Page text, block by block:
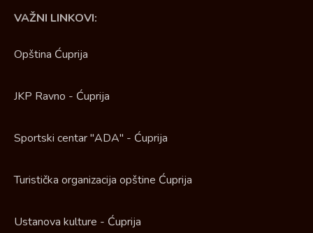
VAŽNI LINKOVI:
Opština Ćuprija
JKP Ravno - Ćuprija
Sportski centar "ADA" - Ćuprija
Turistička organizacija opštine Ćuprija
Ustanova kulture - Ćuprija